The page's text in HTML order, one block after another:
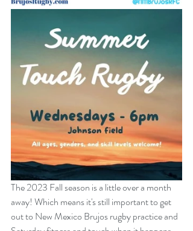
The 2023 Fall season is a little over a month
away! Which means it's still important to get
out to New Mexico Brujos rugby practice and